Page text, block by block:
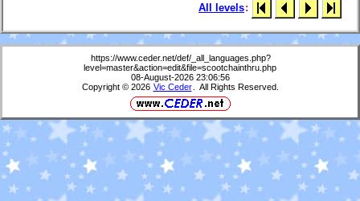
All levels:
https://www.ceder.net/def/_all_languages.php?
level=master&action=edit&file=scootchainthru.php
08-August-2026 23:06:56
Copyright © 2026 Vic Ceder . All Rights Reserved.